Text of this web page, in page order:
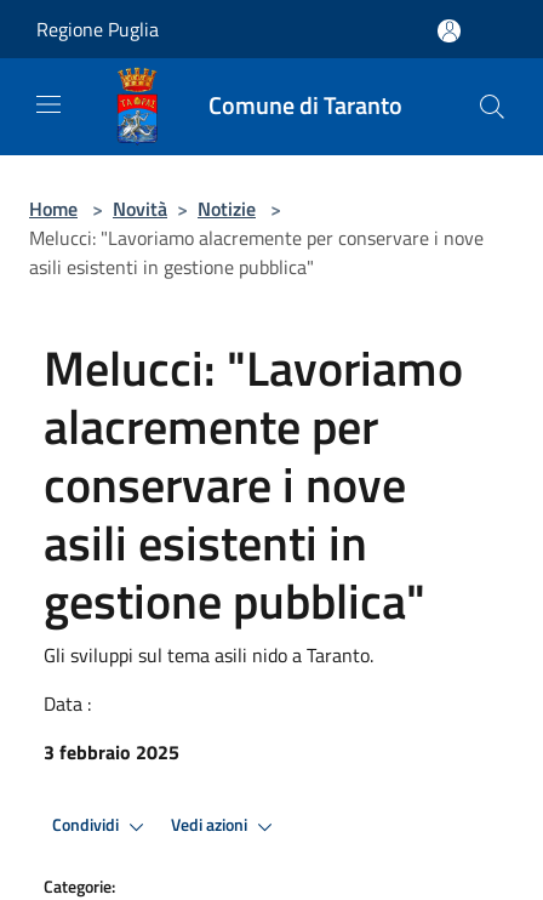
Regione Puglia
Comune di Taranto
Home > Novità > Notizie >
Melucci: "Lavoriamo alacremente per conservare i nove
asili esistenti in gestione pubblica"
Melucci: "Lavoriamo
alacremente per
conservare i nove
asili esistenti in
gestione pubblica"
Gli sviluppi sul tema asili nido a Taranto.
Data :
3 febbraio 2025
Condividi Vedi azioni
Categorie: